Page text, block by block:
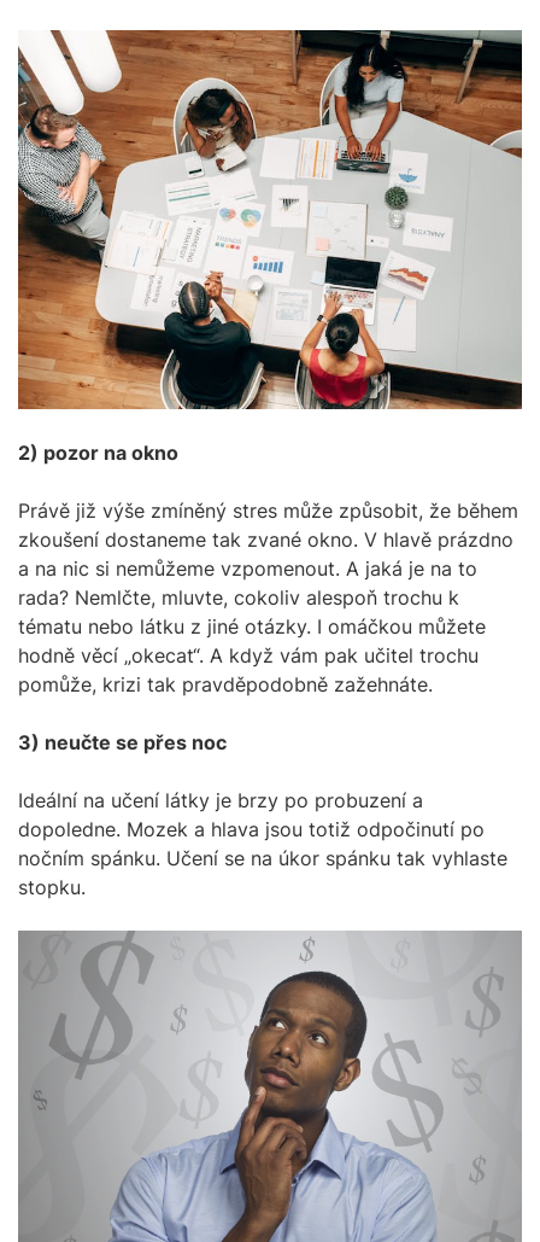
2) pozor na okno
Právě již výše zmíněný stres může způsobit, že během
zkoušení dostaneme tak zvané okno. V hlavě prázdno
a na nic si nemůžeme vzpomenout. A jaká je na to
rada? Nemlčte, mluvte, cokoliv alespoň trochu k
tématu nebo látku z jiné otázky. I omáčkou můžete
hodně věcí „okecat“. A když vám pak učitel trochu
pomůže, krizi tak pravděpodobně zažehnáte.
3) neučte se přes noc
Ideální na učení látky je brzy po probuzení a
dopoledne. Mozek a hlava jsou totiž odpočinutí po
nočním spánku. Učení se na úkor spánku tak vyhlaste
stopku.